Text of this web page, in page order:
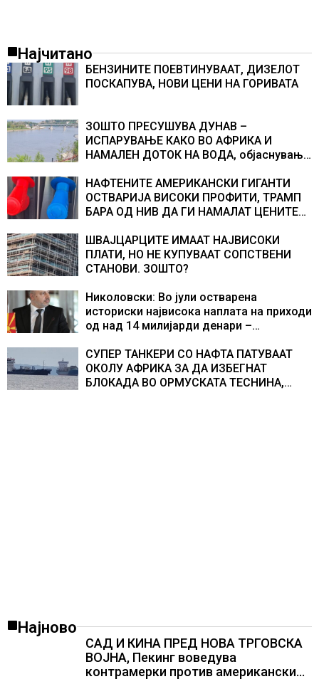
Најчитано
БЕНЗИНИТЕ ПОЕВТИНУВААТ, ДИЗЕЛОТ
ПОСКАПУВА, НОВИ ЦЕНИ НА ГОРИВАТА
ЗОШТО ПРЕСУШУВА ДУНАВ –
ИСПАРУВАЊЕ КАКО ВО АФРИКА И
НАМАЛЕН ДОТОК НА ВОДА, објаснување
НАФТЕНИТЕ АМЕРИКАНСКИ ГИГАНТИ
ОСТВАРИЈА ВИСОКИ ПРОФИТИ, ТРАМП
БАРА ОД НИВ ДА ГИ НАМАЛАТ ЦЕНИТЕ
ШВАЈЦАРЦИТЕ ИМААТ НАЈВИСОКИ
ПЛАТИ, НО НЕ КУПУВААТ СОПСТВЕНИ
СТАНОВИ. ЗОШТО?
Николовски: Во јули остварена
историски највисока наплата на приходи
од над 14 милијарди денари –
резултати
СУПЕР ТАНКЕРИ СО НАФТА ПАТУВААТ
ОКОЛУ АФРИКА ЗА ДА ИЗБЕГНАТ
БЛОКАДА ВО ОРМУСКАТА ТЕСНИНА,
Најново
САД И КИНА ПРЕД НОВА ТРГОВСКА
ВОЈНА, Пекинг воведува
контрамерки против американски